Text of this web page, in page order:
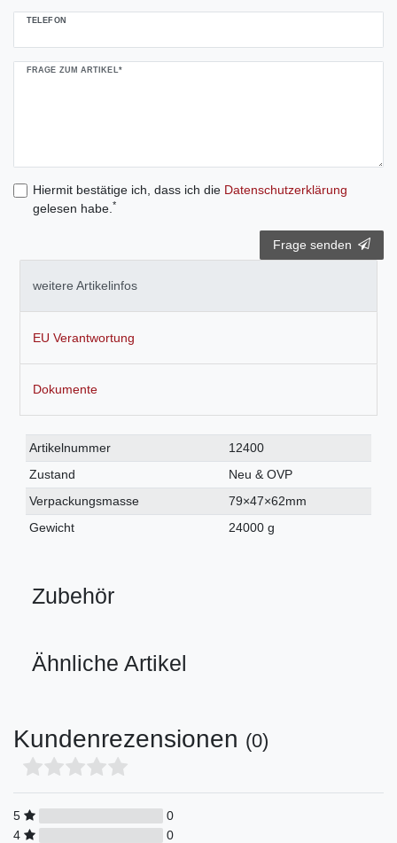
TELEFON
FRAGE ZUM ARTIKEL*
Hiermit bestätige ich, dass ich die Daten­schutz­erklärung
gelesen habe. *
Frage senden
weitere Artikelinfos
EU Verantwortung
Dokumente
Technisches
Merkmal
Wert
Artikelnummer
12400
Zustand
Neu & OVP
Verpackungsmasse
79×47×62mm
Gewicht
24000 g
Zubehör
Ähnliche Artikel
Kundenrezensionen (0)
5
0
4
0